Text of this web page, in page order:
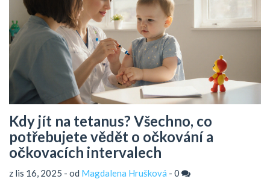
Kdy jít na tetanus? Všechno, co
potřebujete vědět o očkování a
očkovacích intervalech
z lis 16, 2025 - od Magdalena Hrušková - 0